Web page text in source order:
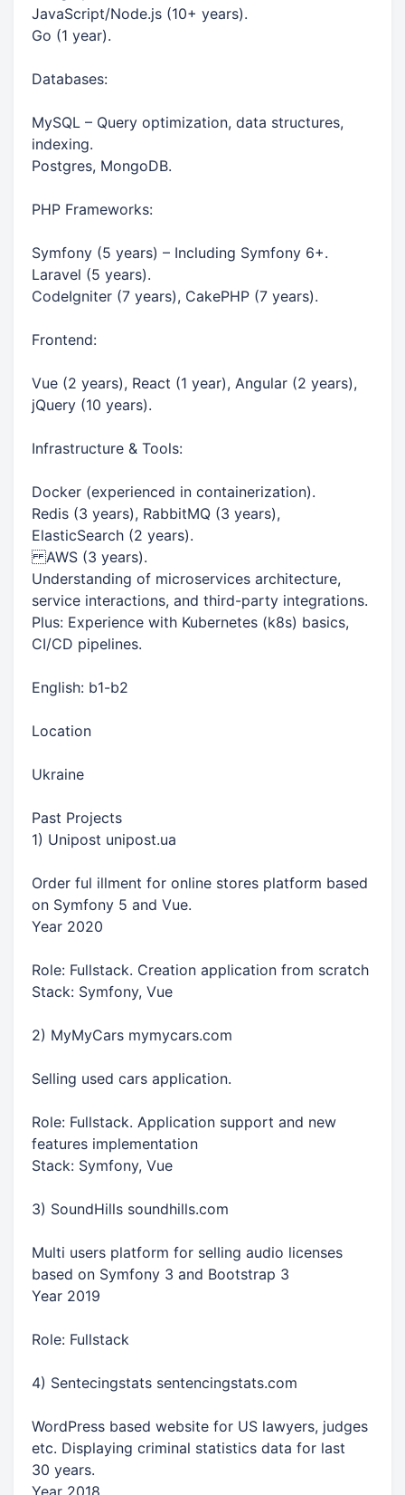
JavaScript/Node.js (10+ years).
Go (1 year).
Databases:
MySQL – Query optimization, data structures,
indexing.
Postgres, MongoDB.
PHP Frameworks:
Symfony (5 years) – Including Symfony 6+.
Laravel (5 years).
CodeIgniter (7 years), CakePHP (7 years).
Frontend:
Vue (2 years), React (1 year), Angular (2 years),
jQuery (10 years).
Infrastructure & Tools:
Docker (experienced in containerization).
Redis (3 years), RabbitMQ (3 years),
ElasticSearch (2 years).
AWS (3 years).
Understanding of microservices architecture,
service interactions, and third-party integrations.
Plus: Experience with Kubernetes (k8s) basics,
CI/CD pipelines.
English: b1-b2
Location
Ukraine
Past Projects
1) Unipost unipost.ua
Order ful illment for online stores platform based
on Symfony 5 and Vue.
Year 2020
Role: Fullstack. Creation application from scratch
Stack: Symfony, Vue
2) MyMyCars mymycars.com
Selling used cars application.
Role: Fullstack. Application support and new
features implementation
Stack: Symfony, Vue
3) SoundHills soundhills.com
Multi users platform for selling audio licenses
based on Symfony 3 and Bootstrap 3
Year 2019
Role: Fullstack
4) Sentecingstats sentencingstats.com
WordPress based website for US lawyers, judges
etc. Displaying criminal statistics data for last
30 years.
Year 2018